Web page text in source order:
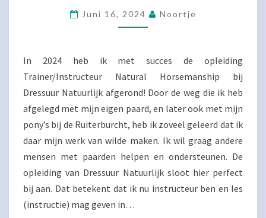
Juni 16, 2024 Noortje
In 2024 heb ik met succes de opleiding
Trainer/Instructeur Natural Horsemanship bij
Dressuur Natuurlijk afgerond! Door de weg die ik heb
afgelegd met mijn eigen paard, en later ook met mijn
pony’s bij de Ruiterburcht, heb ik zoveel geleerd dat ik
daar mijn werk van wilde maken. Ik wil graag andere
mensen met paarden helpen en ondersteunen. De
opleiding van Dressuur Natuurlijk sloot hier perfect
bij aan. Dat betekent dat ik nu instructeur ben en les
(instructie) mag geven in…